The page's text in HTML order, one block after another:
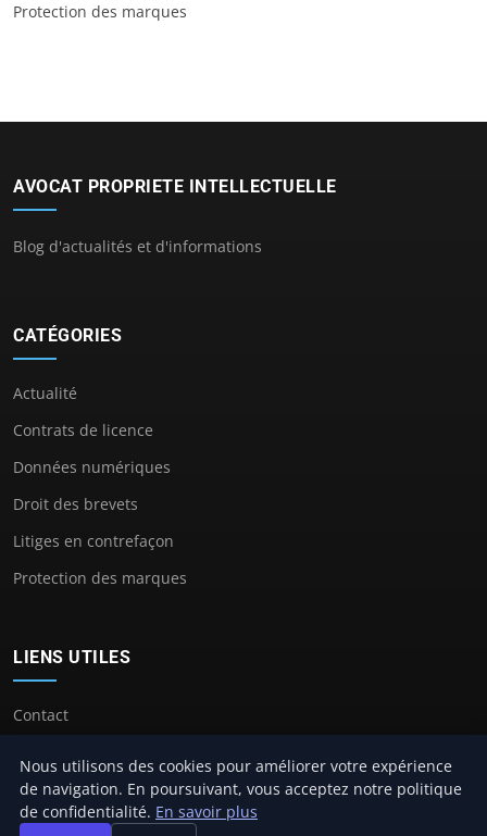
Protection des marques
AVOCAT PROPRIETE INTELLECTUELLE
Blog d'actualités et d'informations
CATÉGORIES
Actualité
Contrats de licence
Données numériques
Droit des brevets
Litiges en contrefaçon
Protection des marques
LIENS UTILES
Contact
© 2026 Avocat Propriete Intellectuelle. Tous droits réservés.
Nous utilisons des cookies pour améliorer votre expérience
de navigation. En poursuivant, vous acceptez notre politique
de confidentialité. En savoir plus